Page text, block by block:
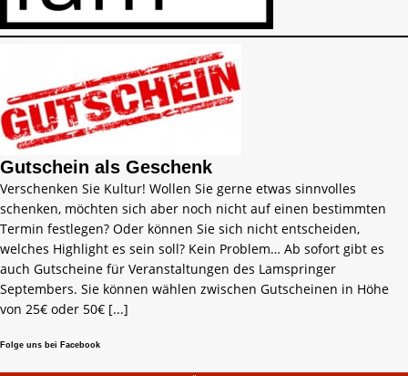
Gutschein als Geschenk
Verschenken Sie Kultur! Wollen Sie gerne etwas sinnvolles
schenken, möchten sich aber noch nicht auf einen bestimmten
Termin festlegen? Oder können Sie sich nicht entscheiden,
welches Highlight es sein soll? Kein Problem… Ab sofort gibt es
auch Gutscheine für Veranstaltungen des Lamspringer
Septembers. Sie können wählen zwischen Gutscheinen in Höhe
von 25€ oder 50€ [...]
Folge uns bei Facebook